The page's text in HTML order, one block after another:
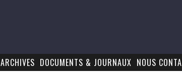
ARCHIVES DOCUMENTS & JOURNAUX NOUS